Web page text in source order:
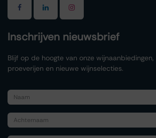
Inschrijven nieuwsbrief
Blijf op de hoogte van onze wijnaanbiedingen,
proeverijen en nieuwe wijnselecties.